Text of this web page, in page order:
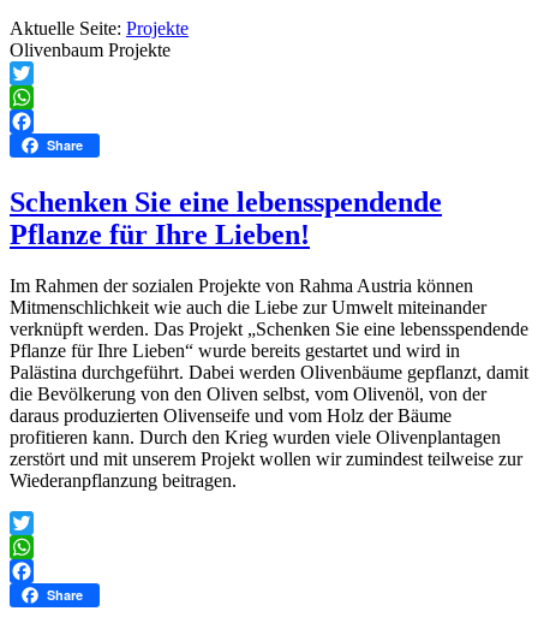
Aktuelle Seite: Projekte
Olivenbaum Projekte
Twitter
WhatsApp
Facebook
Share
Schenken Sie eine lebensspendende
Pflanze für Ihre Lieben!
Im Rahmen der sozialen Projekte von Rahma Austria können
Mitmenschlichkeit wie auch die Liebe zur Umwelt miteinander
verknüpft werden. Das Projekt „Schenken Sie eine lebensspendende
Pflanze für Ihre Lieben“ wurde bereits gestartet und wird in
Palästina durchgeführt. Dabei werden Olivenbäume gepflanzt, damit
die Bevölkerung von den Oliven selbst, vom Olivenöl, von der
daraus produzierten Olivenseife und vom Holz der Bäume
profitieren kann. Durch den Krieg wurden viele Olivenplantagen
zerstört und mit unserem Projekt wollen wir zumindest teilweise zur
Wiederanpflanzung beitragen.
Twitter
WhatsApp
Facebook
Share